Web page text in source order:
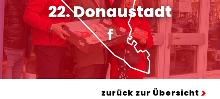
22. Donaustadt
zurück zur Übersicht